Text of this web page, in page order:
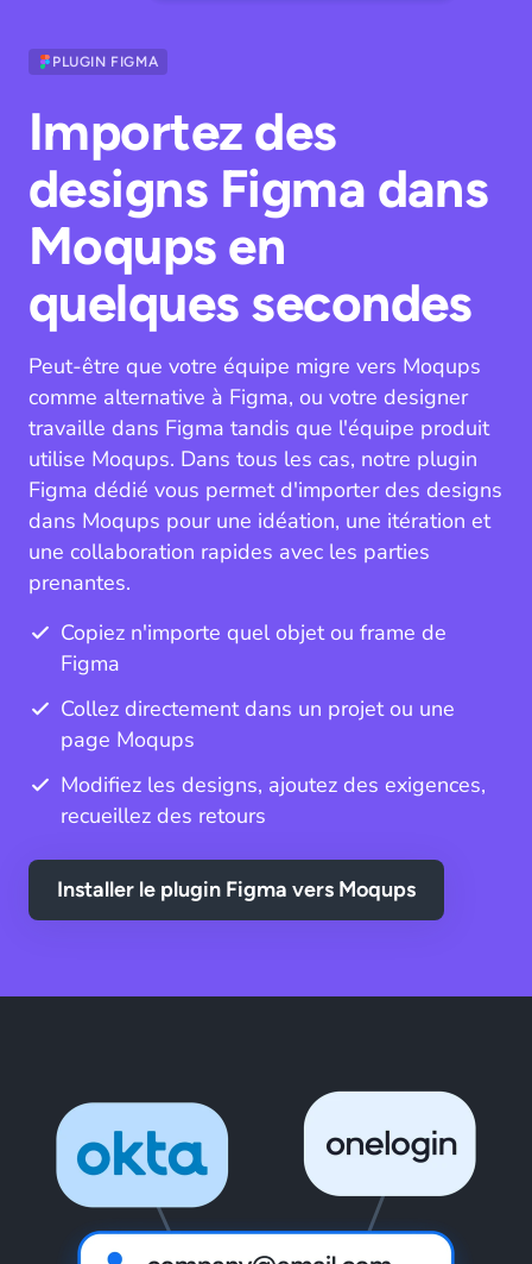
PLUGIN FIGMA
Importez des
designs Figma dans
Moqups en
quelques secondes
Peut-être que votre équipe migre vers Moqups
comme alternative à Figma, ou votre designer
travaille dans Figma tandis que l'équipe produit
utilise Moqups. Dans tous les cas, notre plugin
Figma dédié vous permet d'importer des designs
dans Moqups pour une idéation, une itération et
une collaboration rapides avec les parties
prenantes.
Copiez n'importe quel objet ou frame de
Figma
Collez directement dans un projet ou une
page Moqups
Modifiez les designs, ajoutez des exigences,
recueillez des retours
Installer le plugin Figma vers Moqups